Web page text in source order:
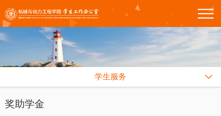
学生服务
奖助学金